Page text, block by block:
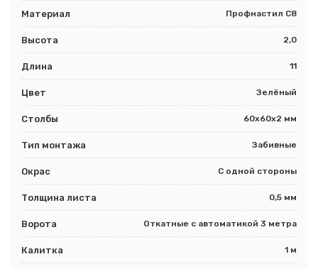
Материал Профнастил С8
Высота 2,0
Длина 11
Цвет Зелёный
Столбы 60х60х2 мм
Тип монтажа Забивные
Окрас С одной стороны
Толщина листа 0,5 мм
Ворота Откатные с автоматикой 3 метра
Калитка 1 м